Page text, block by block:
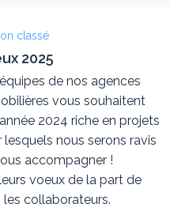
classé
2025
de nos agences
vous souhaitent
2024 riche en projets
lesquels nous serons ravis
accompagner !
voeux de la part de
les collaborateurs.